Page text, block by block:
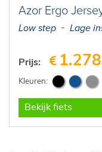
Azor Ergo
Low step Lage
Prijs:
Bekijk fiets